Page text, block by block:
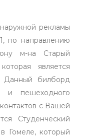
рекламы
по направлению
м-на Старый
является
Данный билборд
и пешеходного
с Вашей
Студенческий
Гомеле, который